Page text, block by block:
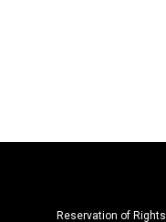
Reservation of Rights